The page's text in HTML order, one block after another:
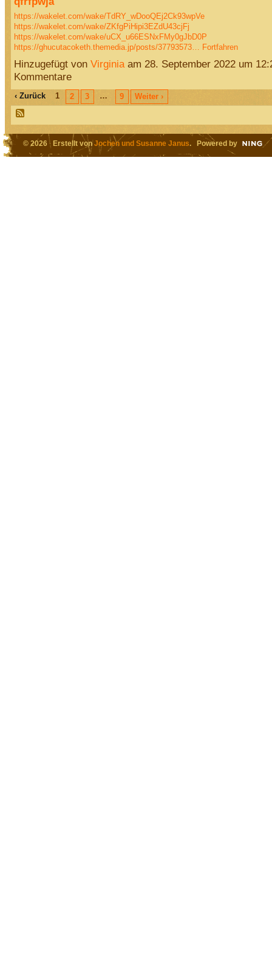
https://wakelet.com/wake/TdRY_wDooQEj2Ck93wpVe
https://wakelet.com/wake/ZKfgPiHipi3EZdU43cjFj
https://wakelet.com/wake/uCX_u66ESNxFMy0gJbD0P
https://ghucutacoketh.themedia.jp/posts/37793573…
Fortfahren
Hinzugefügt von Virginiaam 28. September 2022 um
Kommentare
‹ Zurück 1 2 3 … 9 Weiter ›
© 2026 Erstellt vonJochen und Susanne Janus. Powered by